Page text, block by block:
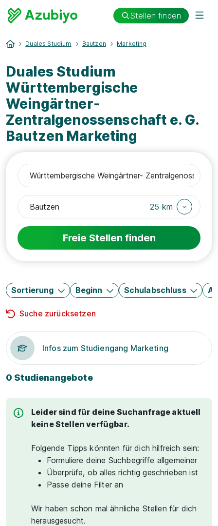
Stellen finden
Duales Studium Bautzen Marketing
Duales Studium
Württembergische
Weingärtner-
Zentralgenossenschaft e. G.
Bautzen Marketing
25 km
Freie Stellen finden
Sortierung Beginn Schulabschluss
Suche zurücksetzen
Infos zum Studiengang Marketing
0 Studienangebote
Leider sind für deine Suchanfrage aktuell
keine Stellen verfügbar.
Folgende Tipps könnten für dich hilfreich sein:
Formuliere deine Suchbegriffe allgemeiner
Überprüfe, ob alles richtig geschrieben ist
Passe deine Filter an
Wir haben schon mal ähnliche Stellen für dich
herausgesucht.